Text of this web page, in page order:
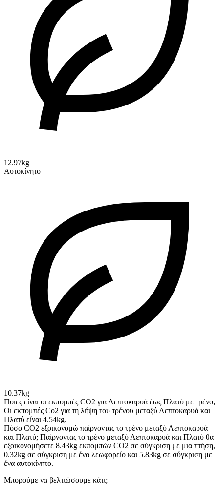
12.97kg
Αυτοκίνητο
10.37kg
Ποιες είναι οι εκπομπές CO2 για Λεπτοκαρυά έως Πλατύ με τρένο;
Οι εκπομπές Co2 για τη λήψη του τρένου μεταξύ Λεπτοκαρυά και
Πλατύ είναι 4.54kg.
Πόσο CO2 εξοικονομώ παίρνοντας το τρένο μεταξύ Λεπτοκαρυά
και Πλατύ; Παίρνοντας το τρένο μεταξύ Λεπτοκαρυά και Πλατύ θα
εξοικονομήσετε 8.43kg εκπομπών CO2 σε σύγκριση με μια πτήση,
0.32kg σε σύγκριση με ένα λεωφορείο και 5.83kg σε σύγκριση με
ένα αυτοκίνητο.
Μπορούμε να βελτιώσουμε κάτι;